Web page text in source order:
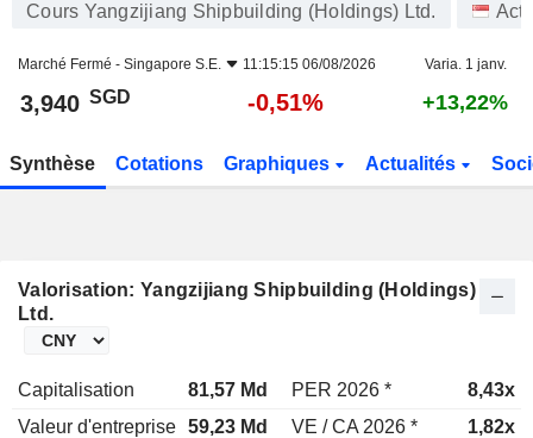
Cours Yangzijiang Shipbuilding (Holdings) Ltd.
Marché Fermé - Singapore S.E. 11:15:15 06/08/2026 Varia. 1 janv.
3,940 SGD -0,51% +13,22%
Synthèse Cotations Graphiques Actualités
Valorisation: Yangzijiang Shipbuilding (Holdings)
Ltd.
Capitalisation 81,57 Md PER 2026 *
8,43x
Valeur d'entreprise 59,23 Md VE / CA 2026 *
1,82x